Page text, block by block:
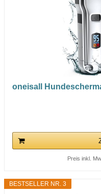
oneisall
Preis inkl.
BESTSELLER NR. 3